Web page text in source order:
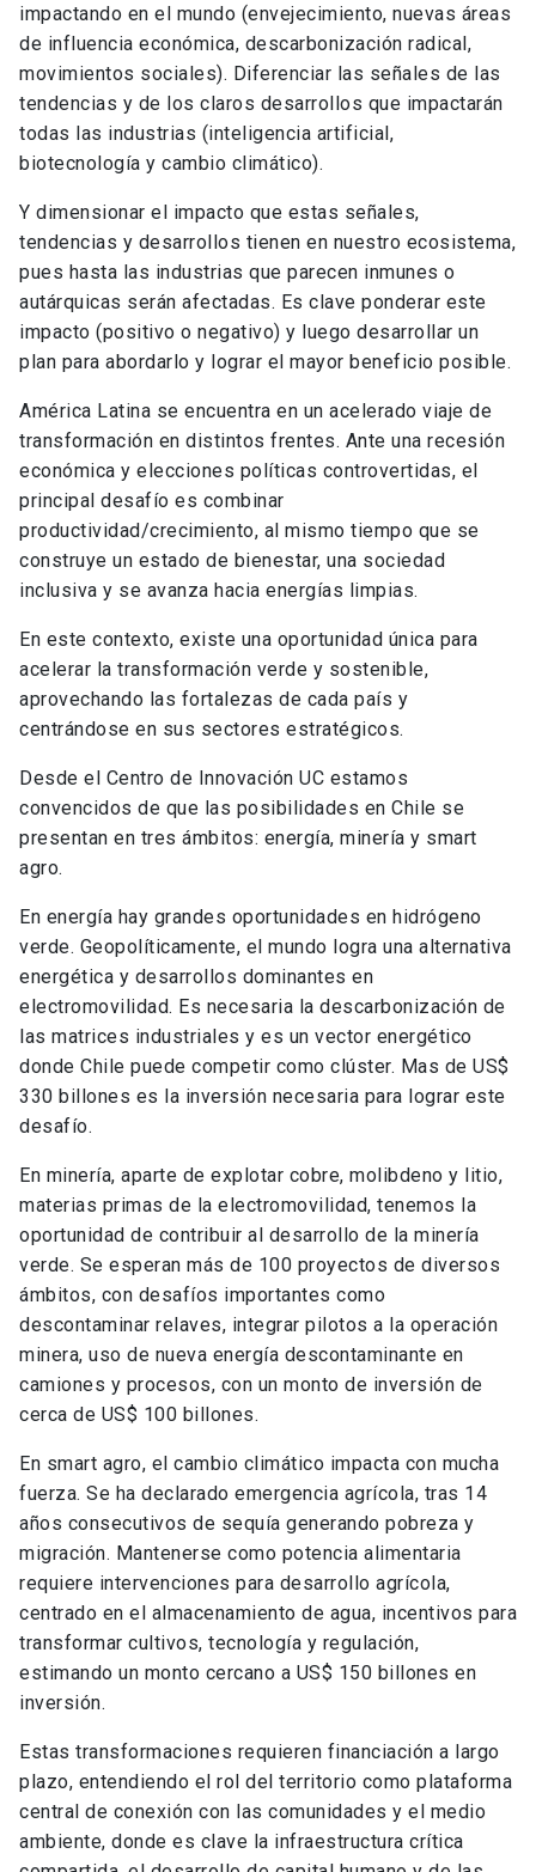
impactando en el mundo (envejecimiento, nuevas áreas
de influencia económica, descarbonización radical,
movimientos sociales). Diferenciar las señales de las
tendencias y de los claros desarrollos que impactarán
todas las industrias (inteligencia artificial,
biotecnología y cambio climático).
Y dimensionar el impacto que estas señales,
tendencias y desarrollos tienen en nuestro ecosistema,
pues hasta las industrias que parecen inmunes o
autárquicas serán afectadas. Es clave ponderar este
impacto (positivo o negativo) y luego desarrollar un
plan para abordarlo y lograr el mayor beneficio posible.
América Latina se encuentra en un acelerado viaje de
transformación en distintos frentes. Ante una recesión
económica y elecciones políticas controvertidas, el
principal desafío es combinar
productividad/crecimiento, al mismo tiempo que se
construye un estado de bienestar, una sociedad
inclusiva y se avanza hacia energías limpias.
En este contexto, existe una oportunidad única para
acelerar la transformación verde y sostenible,
aprovechando las fortalezas de cada país y
centrándose en sus sectores estratégicos.
Desde el Centro de Innovación UC estamos
convencidos de que las posibilidades en Chile se
presentan en tres ámbitos: energía, minería y smart
agro.
En energía hay grandes oportunidades en hidrógeno
verde. Geopolíticamente, el mundo logra una alternativa
energética y desarrollos dominantes en
electromovilidad. Es necesaria la descarbonización de
las matrices industriales y es un vector energético
donde Chile puede competir como clúster. Mas de US$
330 billones es la inversión necesaria para lograr este
desafío.
En minería, aparte de explotar cobre, molibdeno y litio,
materias primas de la electromovilidad, tenemos la
oportunidad de contribuir al desarrollo de la minería
verde. Se esperan más de 100 proyectos de diversos
ámbitos, con desafíos importantes como
descontaminar relaves, integrar pilotos a la operación
minera, uso de nueva energía descontaminante en
camiones y procesos, con un monto de inversión de
cerca de US$ 100 billones.
En smart agro, el cambio climático impacta con mucha
fuerza. Se ha declarado emergencia agrícola, tras 14
años consecutivos de sequía generando pobreza y
migración. Mantenerse como potencia alimentaria
requiere intervenciones para desarrollo agrícola,
centrado en el almacenamiento de agua, incentivos para
transformar cultivos, tecnología y regulación,
estimando un monto cercano a US$ 150 billones en
inversión.
Estas transformaciones requieren financiación a largo
plazo, entendiendo el rol del territorio como plataforma
central de conexión con las comunidades y el medio
ambiente, donde es clave la infraestructura crítica